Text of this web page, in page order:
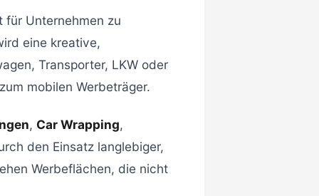
Unternehmen zu
eine kreative,
Transporter, LKW oder
mobilen Werbeträger.
, Car Wrapping,
den Einsatz langlebiger,
Werbeflächen, die nicht